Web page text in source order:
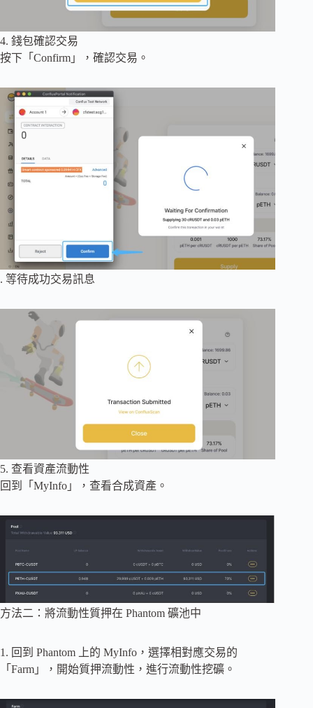
4. 錢包確認交易
按下「Confirm」，確認交易。
. 等待成功交易訊息
5. 查看資產流動性
回到「MyInfo」，查看合成資產。
方法二：將流動性質押在 Phantom 礦池中
1. 回到 Phantom 上的 MyInfo，選擇相對應交易的
「Farm」，開始質押流動性，進行流動性挖礦。